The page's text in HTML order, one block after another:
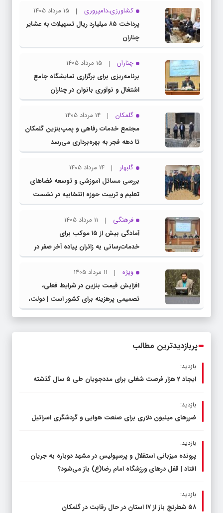
کشاورزی،دامپروری
15 مرداد 1405
پرداخت ۸۵ میلیارد ریال تسهیلات به عشایر
چناران
چناران
15 مرداد 1405
برنامه‌ریزی برای برگزاری نمایشگاه جامع
اشتغال و نوآوری بانوان در چناران
گلمکان
14 مرداد 1405
مجتمع خدمات رفاهی و پمپ‌بنزین گلمکان
تا دهه فجر به بهره‌برداری می‌رسد
گلبهار
14 مرداد 1405
بررسی مسائل آموزشی و توسعه فضاهای
تعلیم و تربیت حوزه انتخابیه در نشست
مشترک عضو کمیسیون آموزش مجلس با
مدیرکل آموزش و پرورش خراسان رضوی
فرهنگی
11 مرداد 1405
آمادگی بیش از ۱۵ موکب برای
خدمات‌رسانی به زائران پیاده آخر صفر در
شهرستان چناران
ویژه
11 مرداد 1405
افزایش قیمت بنزین در شرایط فعلی،
تصمیمی پرهزینه برای کشور است | دولت،
قاچاق سوخت و عوامل اصلی ناترازی را
پربازدیدترین مطالب
بازدید:
ایجاد 2 هزار فرصت شغلی برای مددجویان طی ۵ سال گذشته
بازدید:
ضررهای میلیون دلاری برای صنعت هوایی و گردشگری اسرائیل
بازدید:
پرونده میزبانی استقلال و پرسپولیس در مشهد دوباره به جریان
افتاد | قفل در‌های ورزشگاه امام رضا(ع) باز می‌شود؟
بازدید:
۵۸ شطرنج‌ باز از ۱۷ استان در حال رقابت در گلمکان